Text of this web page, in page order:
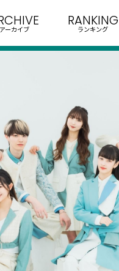
アーカイブ
RANKING
ランキング